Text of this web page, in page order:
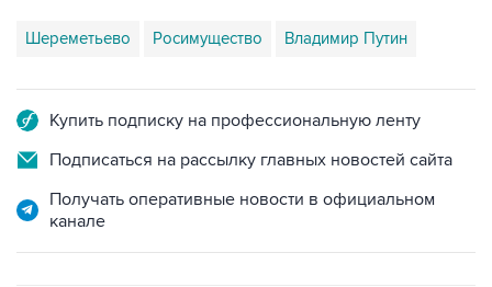
Шереметьево Росимущество Владимир Путин
Купить подписку на профессиональную ленту
Подписаться на рассылку главных новостей сайта
Получать оперативные новости в официальном
канале